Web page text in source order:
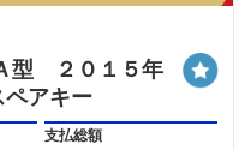
型 ２０１５年
アキー
支払総額